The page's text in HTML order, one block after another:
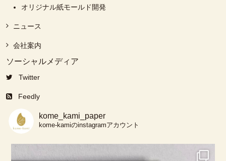
オリジナル紙モールド開発
ニュース
会社案内
ソーシャルメディア
Twitter
Feedly
kome_kami_paper
kome-kamiのinstagramアカウント